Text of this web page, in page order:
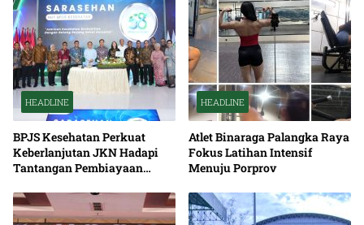
HEADLINE
BPJS Kesehatan Perkuat
Keberlanjutan JKN Hadapi
Tantangan Pembiayaan
HEADLINE
Atlet Binaraga Palangka Raya
Fokus Latihan Intensif
Menuju Porprov